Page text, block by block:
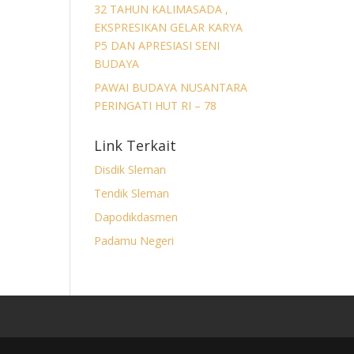
32 TAHUN KALIMASADA ,
EKSPRESIKAN GELAR KARYA
P5 DAN APRESIASI SENI
BUDAYA
PAWAI BUDAYA NUSANTARA
PERINGATI HUT RI – 78
Link Terkait
Disdik Sleman
Tendik Sleman
Dapodikdasmen
Padamu Negeri